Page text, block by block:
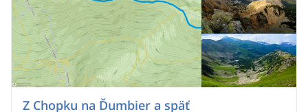
Z Chopku na Ďumbier a späť